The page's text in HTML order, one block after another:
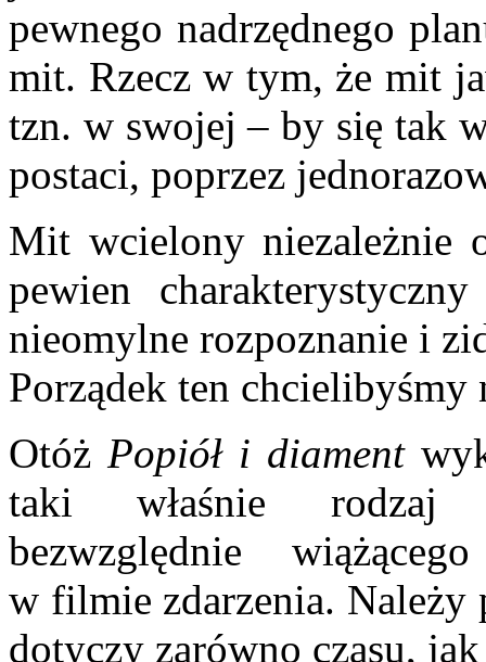
pewnego nadrzędnego
mit. Rzecz w tym, że mit
tzn. w swojej – by się tak
postaci, poprzez
Mit wcielony niezależnie
pewien
nieomylne rozpoznanie i
Porządek ten
Otóż Popiół i diament
taki właśnie rodzaj
bezwzględnie
w filmie zdarzenia. Należy
dotyczy zarówno czasu,